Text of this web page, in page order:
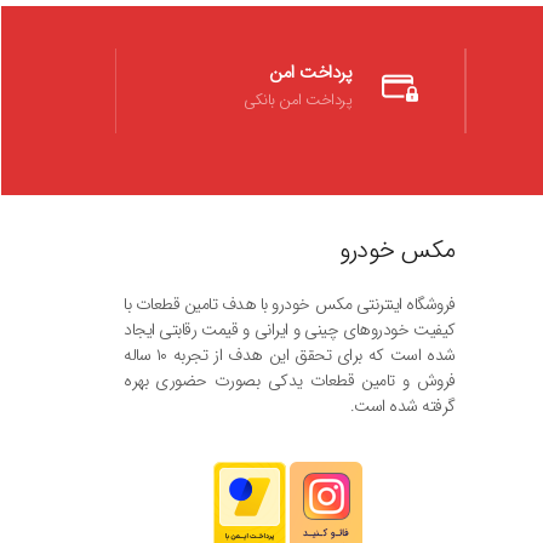
پرداخت امن
پرداخت امن بانکی
مکس خودرو
فروشگاه اینترنتی مکس خودرو با هدف تامین قطعات با
کیفیت خودروهای چینی و ایرانی و قیمت رقابتی ایجاد
شده است که برای تحقق این هدف از تجربه ۱۰ ساله
فروش و تامین قطعات یدکی بصورت حضوری بهره
گرفته شده است.